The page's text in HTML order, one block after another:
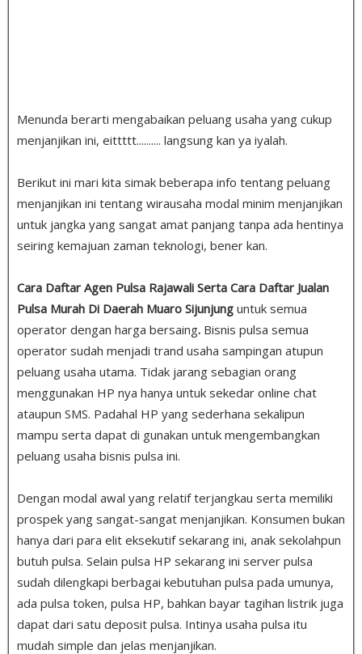
Menunda berarti mengabaikan peluang usaha yang cukup
menjanjikan ini, eittttt.......... langsung kan ya iyalah.
Berikut ini mari kita simak beberapa info tentang peluang
menjanjikan ini tentang wirausaha modal minim menjanjikan
untuk jangka yang sangat amat panjang tanpa ada hentinya
seiring kemajuan zaman teknologi, bener kan.
Cara Daftar Agen Pulsa Rajawali Serta Cara Daftar Jualan
Pulsa Murah Di Daerah Muaro Sijunjung untuk semua
operator dengan harga bersaing. Bisnis pulsa semua
operator sudah menjadi trand usaha sampingan atupun
peluang usaha utama. Tidak jarang sebagian orang
menggunakan HP nya hanya untuk sekedar online chat
ataupun SMS. Padahal HP yang sederhana sekalipun
mampu serta dapat di gunakan untuk mengembangkan
peluang usaha bisnis pulsa ini.
Dengan modal awal yang relatif terjangkau serta memiliki
prospek yang sangat-sangat menjanjikan. Konsumen bukan
hanya dari para elit eksekutif sekarang ini, anak sekolahpun
butuh pulsa. Selain pulsa HP sekarang ini server pulsa
sudah dilengkapi berbagai kebutuhan pulsa pada umunya,
ada pulsa token, pulsa HP, bahkan bayar tagihan listrik juga
dapat dari satu deposit pulsa. Intinya usaha pulsa itu
mudah simple dan jelas menjanjikan.